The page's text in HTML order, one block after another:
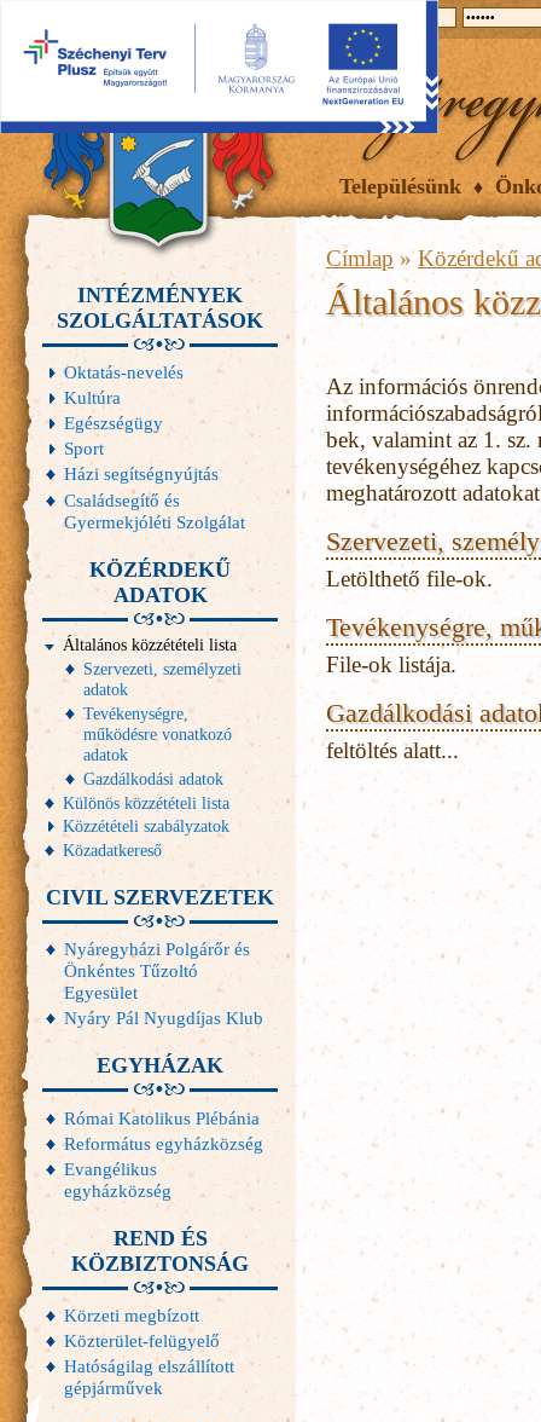
Településünk
Címlap » Közérdekű
Általános
Az információs
bek, valamint az 1.
tevékenységéhez
meghatározott
Szervezeti,
Letölthető file-ok.
Tevékenységre,
File-ok listája.
Gazdálkodási
feltöltés alatt...
INTÉZMÉNYEK
SZOLGÁLTATÁSOK
Oktatás-nevelés
Kultúra
Egészségügy
Sport
Házi segítségnyújtás
Családsegítő és
Gyermekjóléti Szolgálat
KÖZÉRDEKŰ
ADATOK
Általános közzétételi lista
Szervezeti, személyzeti
adatok
Tevékenységre,
működésre vonatkozó
adatok
Gazdálkodási adatok
Különös közzétételi lista
Közzétételi szabályzatok
Közadatkereső
CIVIL SZERVEZETEK
Nyáregyházi Polgárőr és
Önkéntes Tűzoltó
Egyesület
Nyáry Pál Nyugdíjas Klub
EGYHÁZAK
Római Katolikus Plébánia
Református egyházközség
Evangélikus
egyházközség
REND ÉS
KÖZBIZTONSÁG
Körzeti megbízott
Közterület-felügyelő
Hatóságilag elszállított
gépjárművek